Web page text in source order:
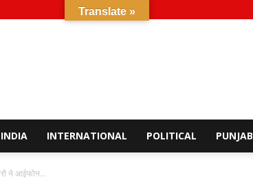
INDIA INTERNATIONAL POLITICAL PUNJAB
ने आईफोन...
Translate »